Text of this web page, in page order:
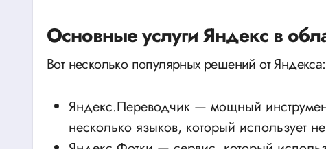
Основные услуги Яндекс в
Вот несколько популярных решений от Яндекса:
Яндекс.Переводчик — мощный
несколько языков, который использует